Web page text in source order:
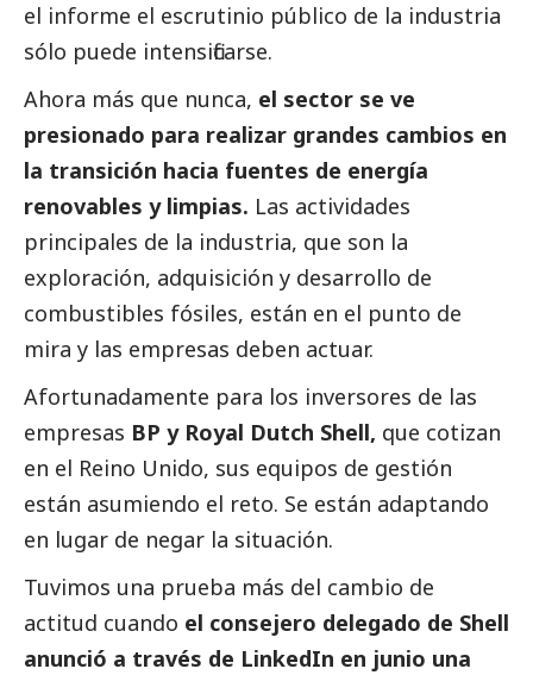
el informe el escrutinio público de la industria
sólo puede intensificarse.
Ahora más que nunca, el sector se ve
presionado para realizar grandes cambios en
la transición hacia fuentes de energía
renovables y limpias. Las actividades
principales de la industria, que son la
exploración, adquisición y desarrollo de
combustibles fósiles, están en el punto de
mira y las empresas deben actuar.
Afortunadamente para los inversores de las
empresas BP y Royal Dutch Shell, que cotizan
en el Reino Unido, sus equipos de gestión
están asumiendo el reto. Se están adaptando
en lugar de negar la situación.
Tuvimos una prueba más del cambio de
actitud cuando el consejero delegado de Shell
anunció a través de LinkedIn en junio una